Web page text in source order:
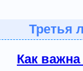
Третья
Как